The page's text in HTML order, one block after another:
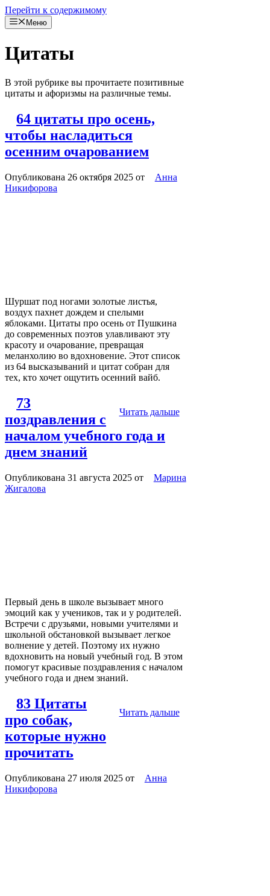
Перейти к содержимому
Меню
Цитаты
В этой рубрике вы прочитаете позитивные
цитаты и афоризмы на различные темы.
64 цитаты про осень,
чтобы насладиться
осенним очарованием
Опубликована 26 октября 2025 от
Анна
Никифорова
Шуршат под ногами золотые листья,
воздух пахнет дождем и спелыми
яблоками. Цитаты про осень от Пушкина
до современных поэтов улавливают эту
красоту и очарование, превращая
меланхолию во вдохновение. Этот список
из 64 высказываний и цитат собран для
тех, кто хочет ощутить осенний вайб.
Читать дальше
73
поздравления с
началом учебного года и
днем знаний
Опубликована 31 августа 2025 от
Марина
Жигалова
Первый день в школе вызывает много
эмоций как у учеников, так и у родителей.
Встречи с друзьями, новыми учителями и
школьной обстановкой вызывает легкое
волнение у детей. Поэтому их нужно
вдохновить на новый учебный год. В этом
помогут красивые поздравления с началом
учебного года и днем знаний.
Читать дальше
83 Цитаты
про собак,
которые нужно
прочитать
Опубликована 27 июля 2025 от
Анна
Никифорова